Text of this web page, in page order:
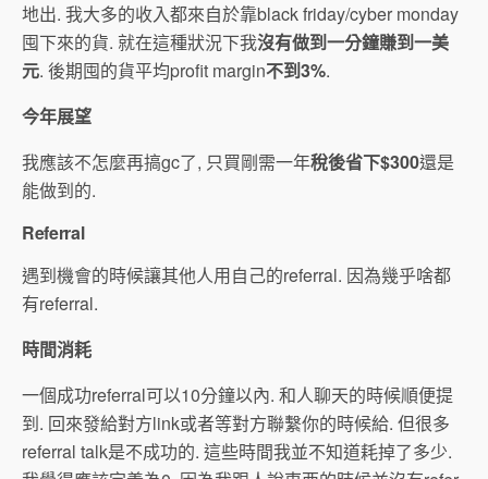
地出. 我大多的收入都來自於靠black friday/cyber monday
囤下來的貨. 就在這種狀況下我沒有做到一分鐘賺到一美
元. 後期囤的貨平均profit margin不到3%.
今年展望
我應該不怎麼再搞gc了, 只買剛需一年稅後省下$300還是
能做到的.
Referral
遇到機會的時候讓其他人用自己的referral. 因為幾乎啥都
有referral.
時間消耗
一個成功referral可以10分鐘以內. 和人聊天的時候順便提
到. 回來發給對方link或者等對方聯繫你的時候給. 但很多
referral talk是不成功的. 這些時間我並不知道耗掉了多少.